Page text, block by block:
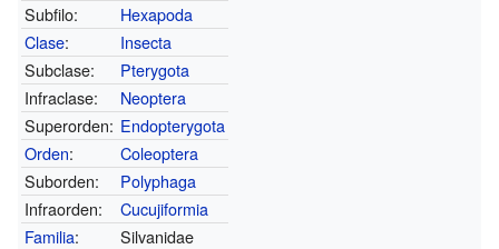
Subfilo:
Hexapoda
Clase:
Insecta
Subclase:
Pterygota
Infraclase:
Neoptera
Superorden: Endopterygota
Orden:
Coleoptera
Suborden:
Polyphaga
Infraorden:
Cucujiformia
Familia:
Silvanidae